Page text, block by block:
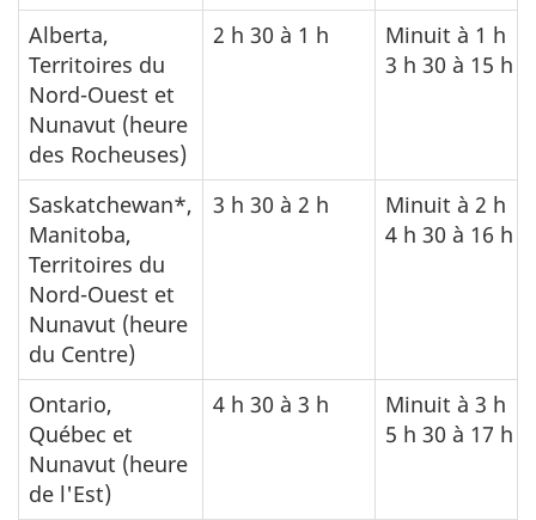
Alberta,
Territoires du
Nord-Ouest et
Nunavut (heure
des Rocheuses)
2 h 30 à 1 h
Minuit à 1 h
3 h 30 à 15 h
Saskatchewan*,
Manitoba,
Territoires du
Nord-Ouest et
Nunavut (heure
du Centre)
3 h 30 à 2 h
Minuit à 2 h
4 h 30 à 16 h
Ontario,
Québec et
Nunavut (heure
de l'Est)
4 h 30 à 3 h
Minuit à 3 h
5 h 30 à 17 h